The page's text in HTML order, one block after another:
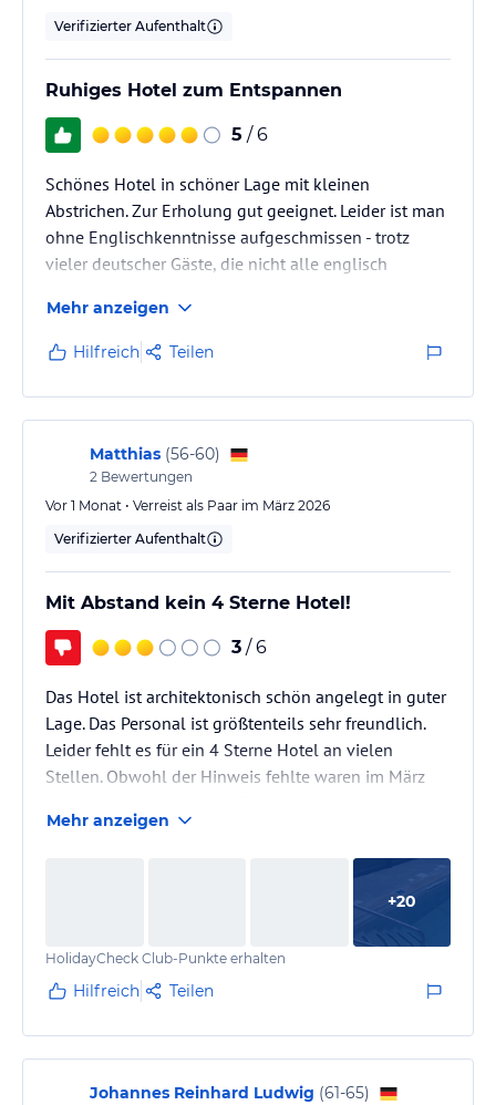
Verifizierter Aufenthalt
Ruhiges Hotel zum Entspannen
5 / 6
Schönes Hotel in schöner Lage mit kleinen
Abstrichen. Zur Erholung gut geeignet. Leider ist man
ohne Englischkenntnisse aufgeschmissen - trotz
vieler deutscher Gäste, die nicht alle englisch
Bodenfliesen dringend ordentlich befestigen, das
sind große Stolperfallen (ich habe einige Beinahe-
Stürze beobachtet. Und wozu man trotz All-Incl.
Armband bei jedem Getränk seine Karte scannen
muß...
Mehr anzeigen
Hilfreich Teilen
Matthias (56-60)
2 Bewertungen
Vor 1 Monat • Verreist als Paar im März 2026
Verifizierter Aufenthalt
Mit Abstand kein 4 Sterne Hotel!
3 / 6
Das Hotel ist architektonisch schön angelegt in guter
Lage. Das Personal ist größtenteils sehr freundlich.
Leider fehlt es für ein 4 Sterne Hotel an vielen
Stellen. Obwohl der Hinweis fehlte waren im März
Die Sauberkeit im Pool- und Spa-Bereich war alles
andere als gut. (Schmutziger Pool, in 10 Tagen nie
gereinigt, Vogelkot auf Fliesen und Liegen, wurde
nicht gereinigt, viele Fliesen am Pool waren an vielen
Stellen defekt, Verletzungsgefahr, der Spa-Bereich
war…
Mehr anzeigen
+20
HolidayCheck Club-Punkte erhalten
Hilfreich Teilen
Johannes Reinhard Ludwig (61-65)